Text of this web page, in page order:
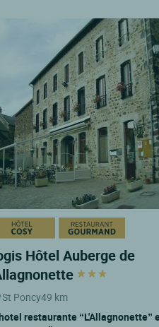
Hôtel Auberge de
St Poncy49 km
restaurante “L'Allagnonette”